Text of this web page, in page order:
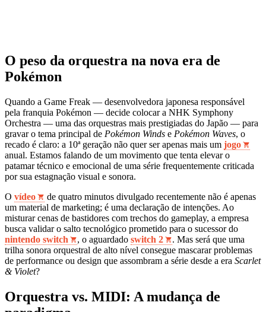
O peso da orquestra na nova era de
Pokémon
Quando a Game Freak — desenvolvedora japonesa responsável
pela franquia Pokémon — decide colocar a NHK Symphony
Orchestra — uma das orquestras mais prestigiadas do Japão — para
gravar o tema principal de Pokémon Winds e Pokémon Waves, o
recado é claro: a 10ª geração não quer ser apenas mais um jogo
anual. Estamos falando de um movimento que tenta elevar o
patamar técnico e emocional de uma série frequentemente criticada
por sua estagnação visual e sonora.
O vídeo
de quatro minutos divulgado recentemente não é apenas
um material de marketing; é uma declaração de intenções. Ao
misturar cenas de bastidores com trechos do gameplay, a empresa
busca validar o salto tecnológico prometido para o sucessor do
nintendo switch
, o aguardado switch 2
. Mas será que uma
trilha sonora orquestral de alto nível consegue mascarar problemas
de performance ou design que assombram a série desde a era Scarlet
& Violet?
Orquestra vs. MIDI: A mudança de